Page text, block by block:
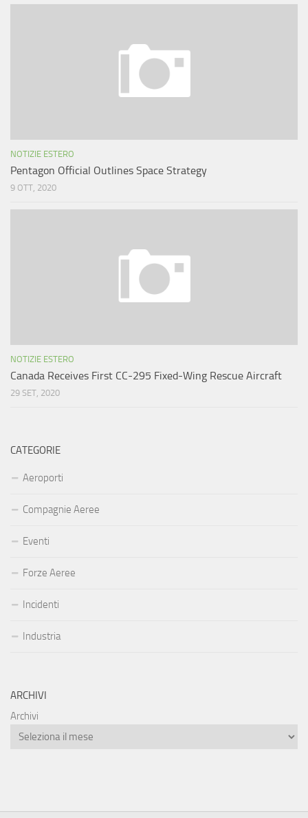
NOTIZIE ESTERO
Pentagon Official Outlines Space Strategy
9 OTT, 2020
NOTIZIE ESTERO
Canada Receives First CC-295 Fixed-Wing Rescue Aircraft
29 SET, 2020
CATEGORIE
Aeroporti
Compagnie Aeree
Eventi
Forze Aeree
Incidenti
Industria
ARCHIVI
Archivi